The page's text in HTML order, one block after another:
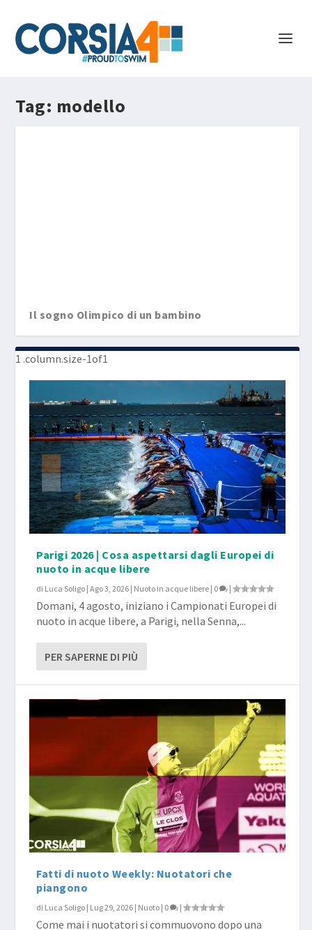
Tag: modello
Il sogno Olimpico di un bambino
Parigi 2026 | Cosa aspettarsi dagli Europei di
nuoto in acque libere
di Luca Soligo |Ago 3, 2026 | Nuoto in acque libere | 0 |
Domani, 4 agosto, iniziano i Campionati Europei di
nuoto in acque libere, a Parigi, nella Senna,...
PER SAPERNE DI PIÙ
Fatti di nuoto Weekly: Nuotatori che
piangono
di Luca Soligo | Lug 29, 2026 | Nuoto | 0 |
Come mai i nuotatori si commuovono dopo una